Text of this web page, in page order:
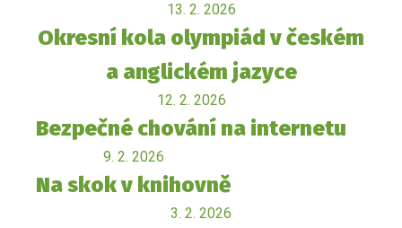
13. 2. 2026
Okresní kola olympiád v českém
a anglickém jazyce
12. 2. 2026
Bezpečné chování na internetu
9. 2. 2026
Na skok v knihovně
3. 2. 2026